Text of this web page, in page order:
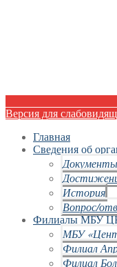
Версия для
Главная
Сведения об
Документы
История
Вопрос/
Филиалы МБУ
МБУ
Филиал
Филиал